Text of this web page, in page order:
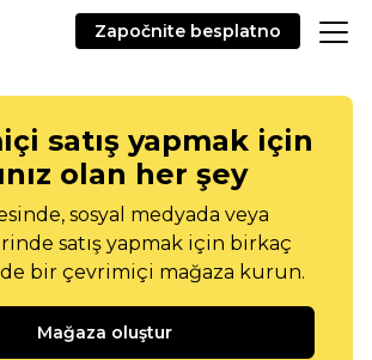
Započnite besplatno
satış yapmak için
olan her şey
sosyal medyada veya
satış yapmak için birkaç
bir çevrimiçi mağaza kurun.
Mağaza oluştur